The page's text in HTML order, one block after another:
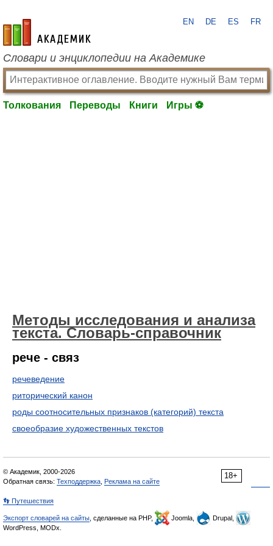
academic.ru
EN DE ES FR
Словари и энциклопедии на Академике
Толкования Переводы Книги Игры ⚽
Методы исследования и анализа
текста. Словарь-справочник
рече - связ
речеведение
риторический канон
роды соотносительных признаков (категорий) текста
своеобразие художественных текстов
18+
© Академик, 2000-2026
Обратная связь: Техподдержка Реклама на сайте
👣 Путешествия
Экспорт словарей на сайты , сделанные на PHP, Joomla,
Drupal,
WordPress, MODx.